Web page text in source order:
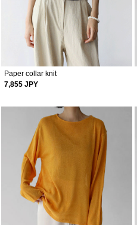
Paper collar knit
7,855 JPY